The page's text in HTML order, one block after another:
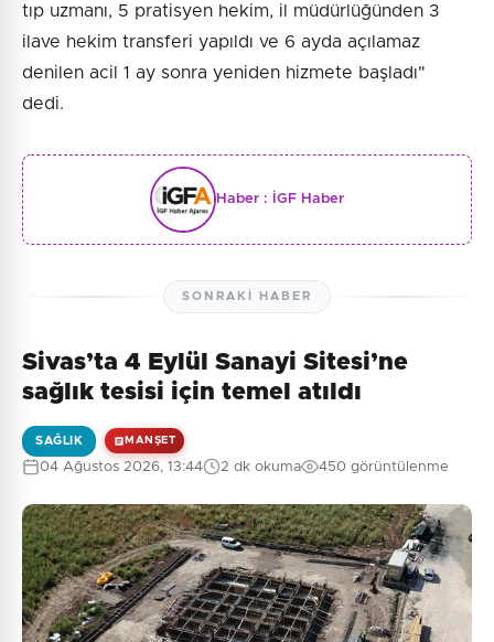
tıp uzmanı, 5 pratisyen hekim, il müdürlüğünden 3
ilave hekim transferi yapıldı ve 6 ayda açılamaz
denilen acil 1 ay sonra yeniden hizmete başladı"
dedi.
Haber : İGF Haber
SONRAKI HABER
Sivas’ta 4 Eylül Sanayi Sitesi’ne
sağlık tesisi için temel atıldı
SAĞLIK MANŞET
04 Ağustos 2026, 13:44 2 dk okuma 450 görüntülenme